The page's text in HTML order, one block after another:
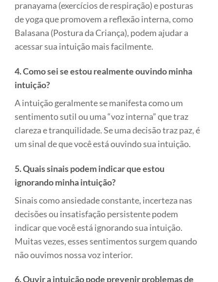
pranayama (exercícios de respiração) e posturas
de yoga que promovem a reflexão interna, como
Balasana (Postura da Criança), podem ajudar a
acessar sua intuição mais facilmente.
4. Como sei se estou realmente ouvindo minha
intuição?
A intuição geralmente se manifesta como um
sentimento sutil ou uma “voz interna” que traz
clareza e tranquilidade. Se uma decisão traz paz, é
um sinal de que você está ouvindo sua intuição.
5. Quais sinais podem indicar que estou
ignorando minha intuição?
Sinais como ansiedade constante, incerteza nas
decisões ou insatisfação persistente podem
indicar que você está ignorando sua intuição.
Muitas vezes, esses sentimentos surgem quando
não ouvimos nossa voz interior.
6. Ouvir a intuição pode prevenir problemas de